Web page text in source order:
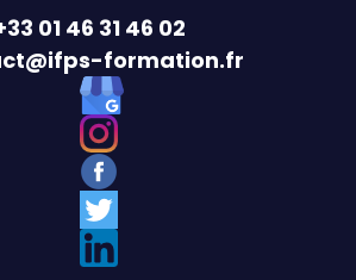
01 46 31 46 02
formation.fr